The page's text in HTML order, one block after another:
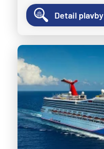
Detail plavby